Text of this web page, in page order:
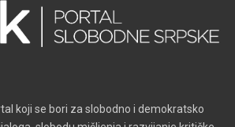
koji se bori za slobodno i demokratsko